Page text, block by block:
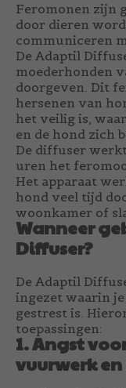
Feromonen zijn
door dieren
communiceren
De Adaptil
moederhonden
doorgeven. Dit
hersenen van
het veilig is,
en de hond zich
De diffuser
uren het
Het apparaat
hond veel tijd
woonkamer of
Wanneer
Diffuser?
De Adaptil
ingezet waarin
gestrest is.
toepassingen:
1. Angst
vuurwerk